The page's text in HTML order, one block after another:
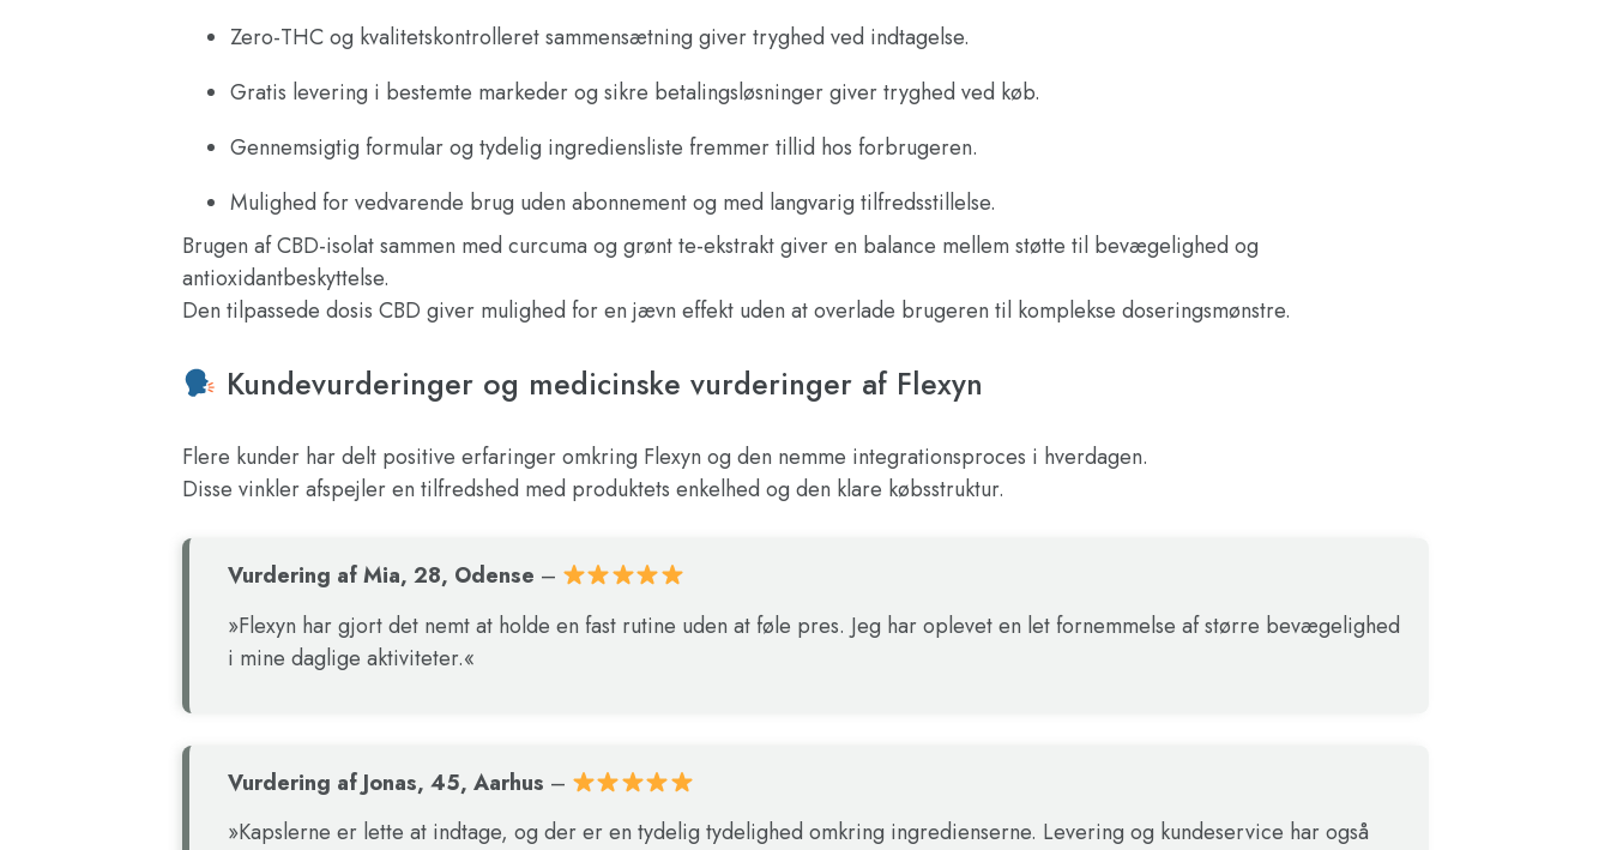
Zero-THC og kvalitetskontrolleret sammensætning giver tryghed ved indtagelse.
Gratis levering i bestemte markeder og sikre betalingsløsninger giver tryghed ved køb.
Gennemsigtig formular og tydelig ingrediensliste fremmer tillid hos forbrugeren.
Mulighed for vedvarende brug uden abonnement og med langvarig tilfredsstillelse.
Brugen af CBD-isolat sammen med curcuma og grønt te-ekstrakt giver en balance mellem støtte til bevægelighed og
antioxidantbeskyttelse.
Den tilpassede dosis CBD giver mulighed for en jævn effekt uden at overlade brugeren til komplekse doseringsmønstre.
Kundevurderinger og medicinske vurderinger af Flexyn
Flere kunder har delt positive erfaringer omkring Flexyn og den nemme integrationsproces i hverdagen.
Disse vinkler afspejler en tilfredshed med produktets enkelhed og den klare købsstruktur.
Vurdering af Mia, 28, Odense –
»Flexyn har gjort det nemt at holde en fast rutine uden at føle pres. Jeg har oplevet en let fornemmelse af større bevægelighed
i mine daglige aktiviteter.«
Vurdering af Jonas, 45, Aarhus –
»Kapslerne er lette at indtage, og der er en tydelig tydelighed omkring ingredienserne. Levering og kundeservice har også